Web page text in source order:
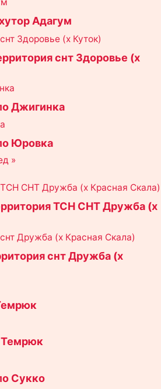
Адагум
снт Здоровье (х
Джигинка
Юровка
»
ТСН СНТ Дружба (х
снт Дружба (х
Темрюк
Сукко